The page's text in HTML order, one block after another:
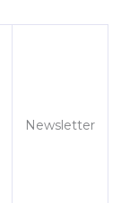
Newsletter